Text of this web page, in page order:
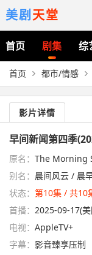
美剧天堂
首页 剧集 综
首页 都市/情感
影片详情
早间新闻第四季
原名： The Morning
别名： 晨间风云 / 晨
状态： 第10集 / 共10
首播： 2025-09-17(
电视： AppleTV+
字幕： 影音臻享压制